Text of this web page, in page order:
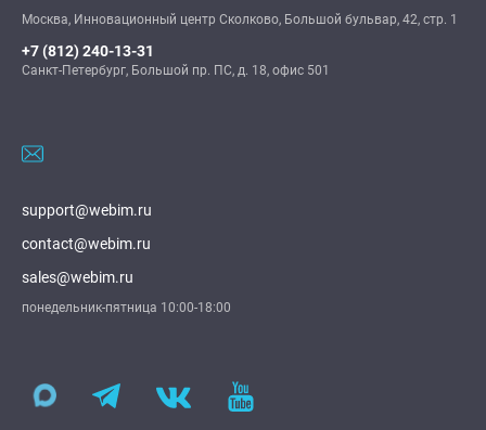
Москва, Инновационный центр Сколково, Большой бульвар, 42, стр. 1
+7 (812) 240-13-31
Санкт-Петербург, Большой пр. ПС, д. 18, офис 501
support@webim.ru
contact@webim.ru
sales@webim.ru
понедельник-пятница 10:00-18:00